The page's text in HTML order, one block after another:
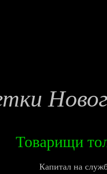
Товарищи
Капитал на